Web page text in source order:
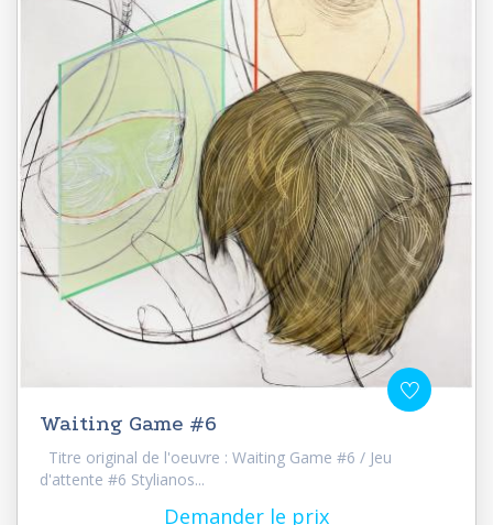
Waiting Game #6
Titre original de l'oeuvre : Waiting Game #6 / Jeu
d'attente #6 Stylianos...
Demander le prix